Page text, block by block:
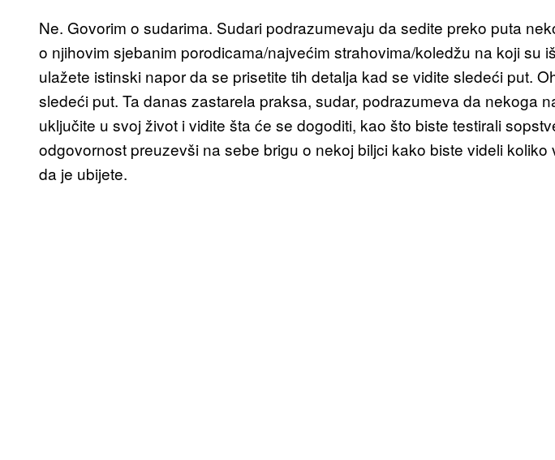
Ne. Govorim o sudarima. Sudari podrazumevaju da sedite preko puta
o njihovim sjebanim porodicama/najvećim strahovima/koledžu na koji su
ulažete istinski napor da se prisetite tih detalja kad se vidite sledeći put.
sledeći put. Ta danas zastarela praksa, sudar, podrazumeva da nekoga
uključite u svoj život i vidite šta će se dogoditi, kao što biste testirali
odgovornost preuzevši na sebe brigu o nekoj biljci kako biste videli koliko
da je ubijete.